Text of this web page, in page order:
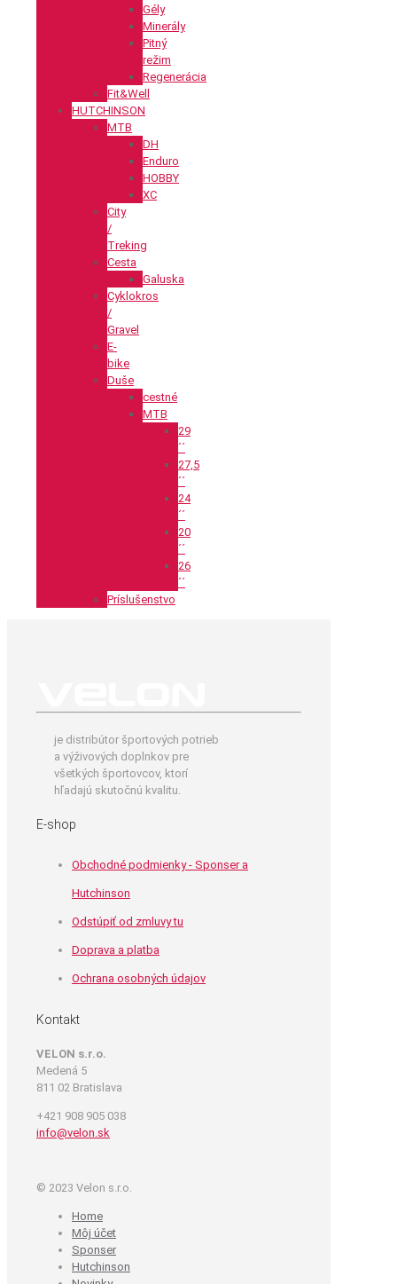
Gély
Minerály
Pitný
režim
Regenerácia
Fit&Well
HUTCHINSON
MTB
DH
Enduro
HOBBY
XC
City
/
Treking
Cesta
Galuska
Cyklokros
/
Gravel
E-
bike
Duše
cestné
MTB
29
´´
27,5
´´
24
´´
20
´´
26
´´
Príslušenstvo
je distribútor športových potrieb
a výživových doplnkov pre
všetkých športovcov, ktorí
hľadajú skutočnú kvalitu.
E-shop
Obchodné podmienky - Sponser a
Hutchinson
Odstúpiť od zmluvy tu
Doprava a platba
Ochrana osobných údajov
Kontakt
VELON s.r.o.
Medená 5
811 02 Bratislava
+421 908 905 038
info@velon.sk
© 2023 Velon s.r.o.
Home
Môj účet
Sponser
Hutchinson